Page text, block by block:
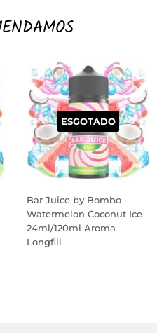
ESGOTADO
Bar Juice by Bombo -
Watermelon Coconut Ice
24ml/120ml Aroma
Longfill